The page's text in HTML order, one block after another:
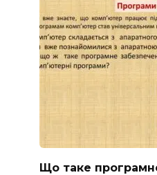
Що таке